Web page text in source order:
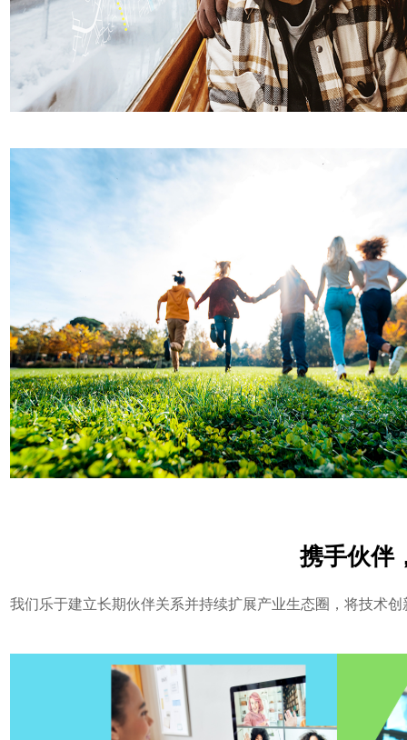
携手伙伴
我们乐于建立长期伙伴关系并持续扩展产业生态圈，将技术